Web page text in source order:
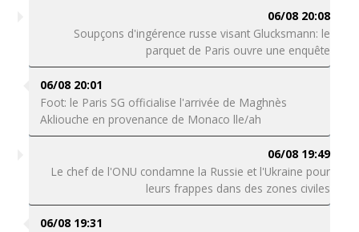
06/08 20:08
Soupçons d'ingérence russe visant Glucksmann: le
parquet de Paris ouvre une enquête
06/08 20:01
Foot: le Paris SG officialise l'arrivée de Maghnès
Akliouche en provenance de Monaco lle/ah
06/08 19:49
Le chef de l'ONU condamne la Russie et l'Ukraine pour
leurs frappes dans des zones civiles
06/08 19:31